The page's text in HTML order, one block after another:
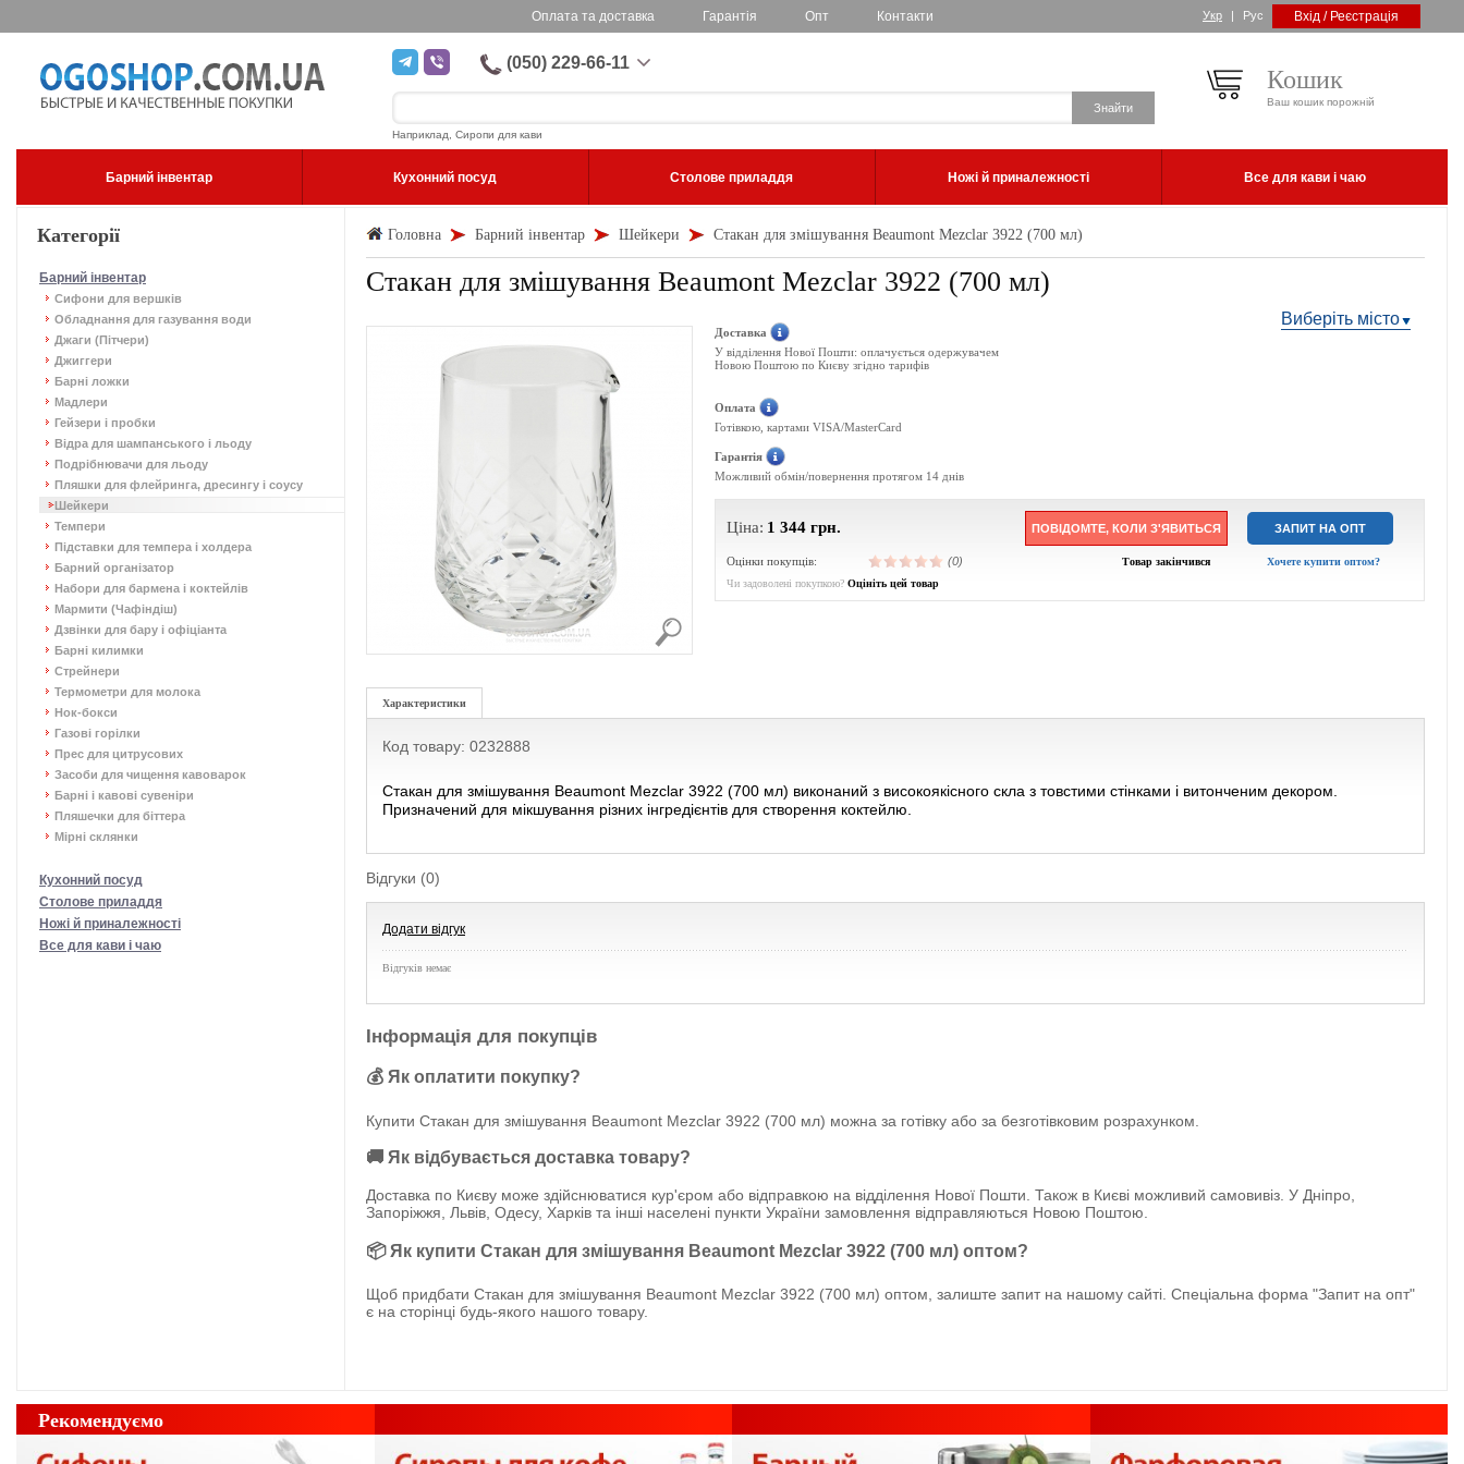
Оплата та доставка Гарантія Опт Контакти Укр | Рус Вхід / Реєстрація
(050) 229-66-11
Наприклад, Сиропи для кави
Кошик
Ваш кошик порожній
Барний інвентар Кухонний посуд Столове приладдя Ножі й приналежності Все для кави і чаю
Категорії
Барний інвентар
Сифони для вершків
Обладнання для газування води
Джаги (Пітчери)
Джиггери
Барні ложки
Мадлери
Гейзери і пробки
Відра для шампанського і льоду
Подрібнювачи для льоду
Пляшки для флейринга, дресингу і соусу
Шейкери
Темпери
Підставки для темпера і холдера
Барний організатор
Набори для бармена і коктейлів
Мармити (Чафіндіш)
Дзвінки для бару і офіціанта
Барні килимки
Стрейнери
Термометри для молока
Нок-бокси
Газові горілки
Прес для цитрусових
Засоби для чищення кавоварок
Барні і кавові сувеніри
Пляшечки для біттера
Мірні склянки
Кухонний посуд
Столове приладдя
Ножі й приналежності
Все для кави і чаю
Головна Барний інвентар Шейкери Стакан для змішування Beaumont Mezclar 3922 (700 мл)
Стакан для змішування Beaumont Mezclar 3922 (700 мл)
Виберіть місто
Доставка
У відділення Нової Пошти: оплачується одержувачем
Новою Поштою по Києву згідно тарифів
Оплата
Готівкою, картами VISA/MasterCard
Гарантія
Можливий обмін/повернення протягом 14 днів
Ціна: 1 344 грн. ПОВІДОМТЕ, КОЛИ З'ЯВИТЬСЯ ЗАПИТ НА ОПТ
Оцінки покупців: (0) Товар закінчився
Хочете купити оптом?
Чи задоволені покупкою? Оцініть цей товар
Характеристики
Код товару: 0232888
Стакан для змішування Beaumont Mezclar 3922 (700 мл) виконаний з високоякісного скла з товстими стінками і витонченим декором.
Призначений для мікшування різних інгредієнтів для створення коктейлю.
Відгуки (0)
Додати відгук
Відгуків немає
Інформація для покупців
💰 Як оплатити покупку?
Купити Стакан для змішування Beaumont Mezclar 3922 (700 мл) можна за готівку або за безготівковим розрахунком.
🚚 Як відбувається доставка товару?
Доставка по Києву може здійснюватися кур'єром або відправкою на відділення Нової Пошти. Також в Києві можливий самовивіз. У Дніпро,
Запоріжжя, Львів, Одесу, Харків та інші населені пункти України замовлення відправляються Новою Поштою.
📦 Як купити Стакан для змішування Beaumont Mezclar 3922 (700 мл) оптом?
Щоб придбати Стакан для змішування Beaumont Mezclar 3922 (700 мл) оптом, залиште запит на нашому сайті. Спеціальна форма "Запит на опт"
є на сторінці будь-якого нашого товару.
Рекомендуємо